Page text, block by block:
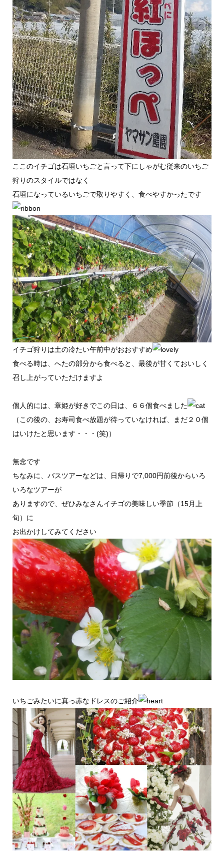
ここのイチゴは石垣いちごと言って下にしゃがむ従来のいちご
狩りのスタイルではなく
石垣になっているいちごで取りやすく、食べやすかったです
イチゴ狩りは土の冷たい午前中がおおすすめ
食べる時は、へたの部分から食べると、最後が甘くておいしく
召し上がっていただけますよ
個人的には、章姫が好きでこの日は、６６個食べました
（この後の、お寿司食べ放題が待っていなければ、まだ２０個
はいけたと思います・・・(笑)）
無念です
ちなみに、バスツアーなどは、日帰りで7,000円前後からいろ
いろなツアーが
ありますので、ぜひみなさんイチゴの美味しい季節（15月上
旬）に
お出かけしてみてください
いちごみたいに真っ赤なドレスのご紹介